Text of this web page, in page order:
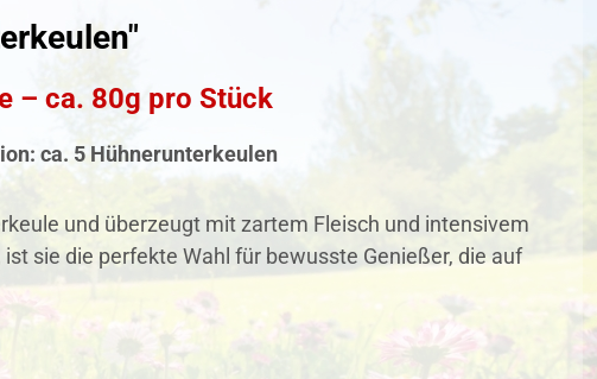
– ca. 80g pro Stück
ca. 5 Hühnerunterkeulen
und überzeugt mit zartem Fleisch und intensivem
sie die perfekte Wahl für bewusste Genießer, die auf